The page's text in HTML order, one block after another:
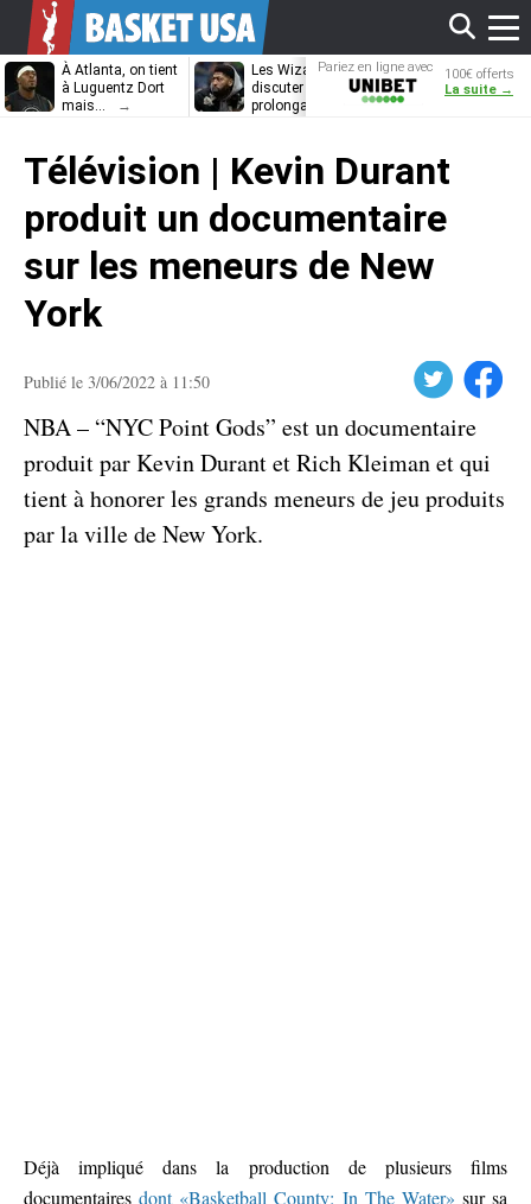
À Atlanta, on tient
à Luguentz Dort
mais…
Les Wizards vont
discuter
prolongation avec
Dennis
découvrira-t-il
Pariez en ligne avec
Unibet
100€ offerts
La suite →
Télévision | Kevin Durant
produit un documentaire
sur les meneurs de New
York
Publié le 3/06/2022 à 11:50 Facebook
NBA – “NYC Point Gods” est un documentaire
produit par Kevin Durant et Rich Kleiman et qui
tient à honorer les grands meneurs de jeu produits
par la ville de New York.
Déjà impliqué dans la production de plusieurs films
documentairesdont «Basketball County: In The Water» sur sa